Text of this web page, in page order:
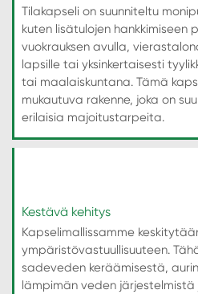
Tilakapseli on suunniteltu
kuten lisätulojen hankkimiseen
vuokrauksen avulla,
lapsille tai yksinkertaisesti
tai maalaiskuntana. Tämä
mukautuva rakenne, joka on
erilaisia majoitustarpeita.
Kestävä kehitys
Kapselimallissamme
ympäristövastuullisuuteen.
sadeveden keräämisestä,
lämpimän veden järjestelmistä